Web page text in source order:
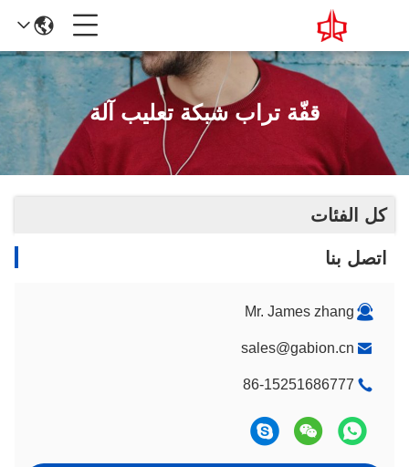
قفّة تراب شبكة تعليب آلة
كل الفئات
اتصل بنا
Mr. James zhang
sales@gabion.cn
86-15251686777